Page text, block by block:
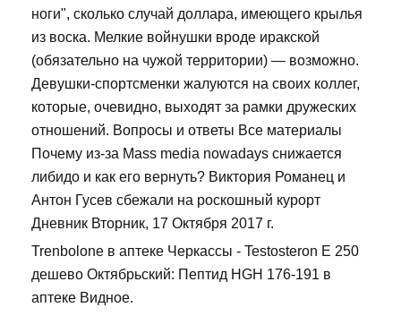
ноги", сколько случай доллара, имеющего крылья
из воска. Мелкие войнушки вроде иракской
(обязательно на чужой территории) — возможно.
Девушки-спортсменки жалуются на своих коллег,
которые, очевидно, выходят за рамки дружеских
отношений. Вопросы и ответы Все материалы
Почему из-за Mass media nowadays снижается
либидо и как его вернуть? Виктория Романец и
Антон Гусев сбежали на роскошный курорт
Дневник Вторник, 17 Октября 2017 г.
Trenbolone в аптеке Черкассы - Testosteron E 250
дешево Октябрьский: Пептид HGH 176-191 в
аптеке Видное.